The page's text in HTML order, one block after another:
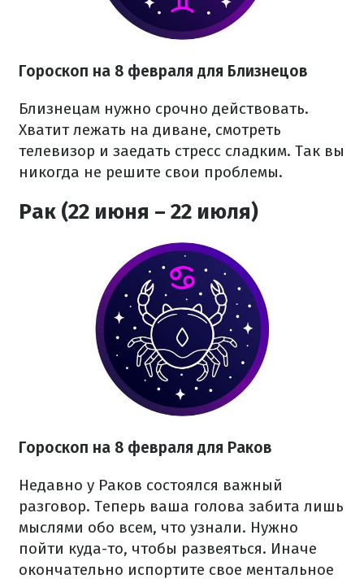
Гороскоп на 8 февраля для Близнецов
Близнецам нужно срочно действовать.
Хватит лежать на диване, смотреть
телевизор и заедать стресс сладким. Так вы
никогда не решите свои проблемы.
Рак (22 июня – 22 июля)
Гороскоп на 8 февраля для Раков
Недавно у Раков состоялся важный
разговор. Теперь ваша голова забита лишь
мыслями обо всем, что узнали. Нужно
пойти куда-то, чтобы развеяться. Иначе
окончательно испортите свое ментальное